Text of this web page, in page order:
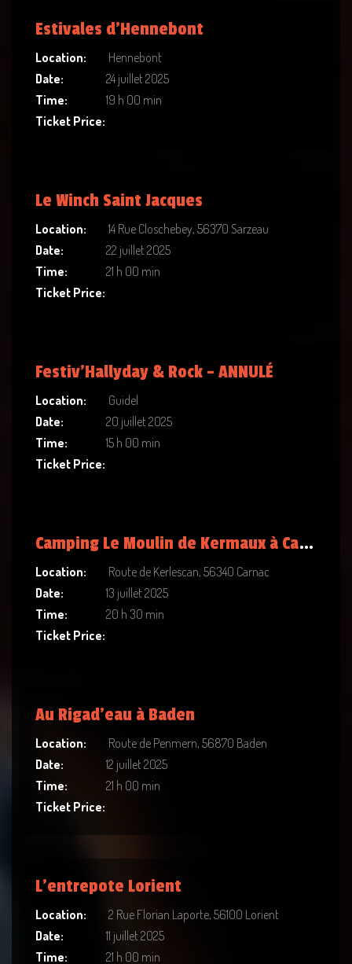
Estivales d’Hennebont
Location:
Hennebont
Date:
24 juillet 2025
Time:
19 h 00 min
Ticket Price:
Le Winch Saint Jacques
Location:
14 Rue Closchebey, 56370 Sarzeau
Date:
22 juillet 2025
Time:
21 h 00 min
Ticket Price:
Festiv’Hallyday & Rock – ANNULÉ
Location:
Guidel
Date:
20 juillet 2025
Time:
15 h 00 min
Ticket Price:
Camping Le Moulin de Kermaux à Carnac
Location:
Route de Kerlescan, 56340 Carnac
Date:
13 juillet 2025
Time:
20 h 30 min
Ticket Price:
Au Rigad’eau à Baden
Location:
Route de Penmern, 56870 Baden
Date:
12 juillet 2025
Time:
21 h 00 min
Ticket Price:
L’entrepote Lorient
Location:
2 Rue Florian Laporte, 56100 Lorient
Date:
11 juillet 2025
Time:
21 h 00 min